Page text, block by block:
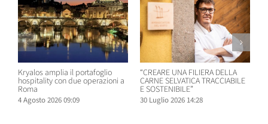
Kryalos amplia il portafoglio
hospitality con due operazioni a
Roma
4 Agosto 2026 09:09
“CREARE UNA FILIERA DELLA
CARNE SELVATICA TRACCIABILE
E SOSTENIBILE”
30 Luglio 2026 14:28